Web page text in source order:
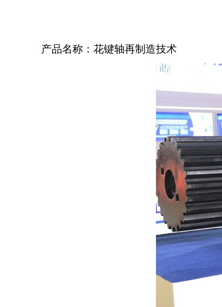
产品名称： 花键轴再制造技术